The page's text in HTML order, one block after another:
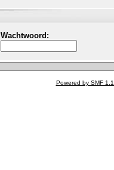
Wachtwoord:
Powered by SMF